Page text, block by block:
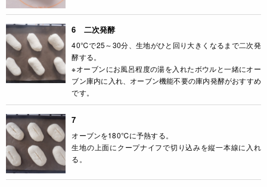
6 二次発酵
40℃で25～30分、生地がひと回り大きくなるまで二次発
酵する。
※オーブンにお風呂程度の湯を入れたボウルと一緒にオー
ブン庫内に入れ、オーブン機能不要の庫内発酵がおすすめ
です。
7
オーブンを180℃に予熱する。
生地の上面にクープナイフで切り込みを縦一本線に入れ
る。